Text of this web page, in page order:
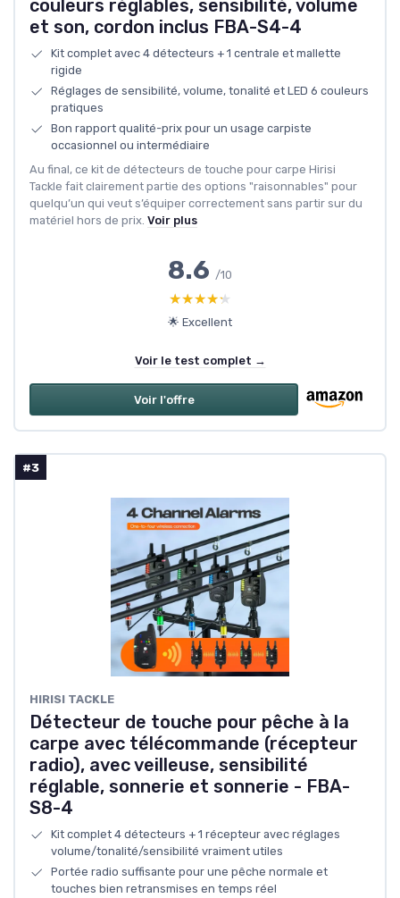
couleurs réglables, sensibilité, volume
et son, cordon inclus FBA-S4-4
Kit complet avec 4 détecteurs + 1 centrale et mallette
rigide
Réglages de sensibilité, volume, tonalité et LED 6 couleurs
pratiques
Bon rapport qualité-prix pour un usage carpiste
occasionnel ou intermédiaire
Au final, ce kit de détecteurs de touche pour carpe Hirisi
Tackle fait clairement partie des options "raisonnables" pour
quelqu’un qui veut s’équiper correctement sans partir sur du
matériel hors de prix. Voir plus
8.6 /10
★★★★★
★★★★★
🌟 Excellent
Voir le test complet →
Voir l'offre
#3
‎HIRISI TACKLE
Détecteur de touche pour pêche à la
carpe avec télécommande (récepteur
radio), avec veilleuse, sensibilité
réglable, sonnerie et sonnerie - FBA-
S8-4
Kit complet 4 détecteurs + 1 récepteur avec réglages
volume/tonalité/sensibilité vraiment utiles
Portée radio suffisante pour une pêche normale et
touches bien retransmises en temps réel